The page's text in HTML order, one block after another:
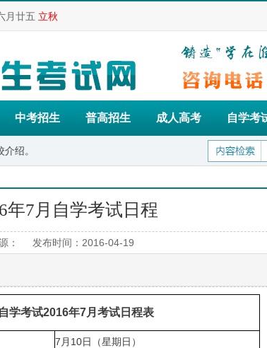
月廿五 立秋
中考招生 普高招生 成人高考 自学考
年7月自学考试日程
： 发布时间：2016-04-19
学考试2016年7月考试日程表
7 月 10日（星期日）